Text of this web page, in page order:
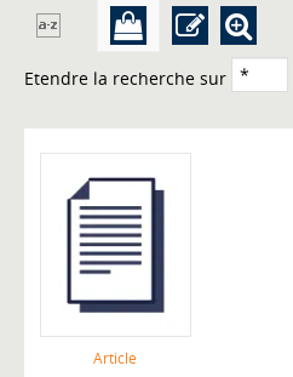
Etendre la recherche sur
Article